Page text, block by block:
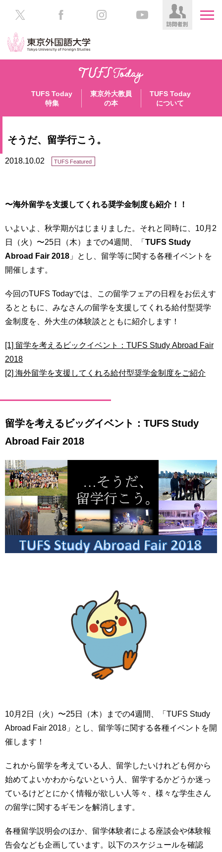
部・
／
育
究
会
連
試
情
報
附
す
問
い
合
せ
交
ア
方
在
生
保
者
の
方
卒
生
方
般・
地
の
職
専
TUFS Today
特集
東京外大教員
の本
TUFS Today
について
そうだ、留学行こう。
2018.10.02 TUFS Featured
〜海外留学を支援してくれる奨学金制度も紹介！！
いよいよ、秋学期がはじまりました。それと同時に、10月2
日（火）〜25日（木）までの4週間、「TUFS Study
Abroad Fair 2018 」とし、留学等に関する各種イベントを
開催します。
今回のTUFS Todayでは、この留学フェアの日程をお伝えす
るとともに、みなさんの留学を支援してくれる給付型奨学
金制度を、外大生の体験談とともに紹介します！
[1] 留学を考えるビックイベント：TUFS Study Abroad Fair
2018
[2] 海外留学を支援してくれる給付型奨学金制度をご紹介
留学を考えるビッグイベント：TUFS Study
Abroad Fair 2018
10月2日（火）〜25日（木）までの4週間、「TUFS Study
Abroad Fair 2018」とし、留学等に関する各種イベントを開
催します！
これから留学を考えている人、留学したいけれども何から
始めてよいかわからないという人、留学するかどうか迷っ
ているけどとにかく情報が欲しい人等々、様々な学生さん
の留学に関するギモンを解消します。
各種留学説明会のほか、留学体験者による座談会や体験報
告会なども企画しています。以下のスケジュールを確認